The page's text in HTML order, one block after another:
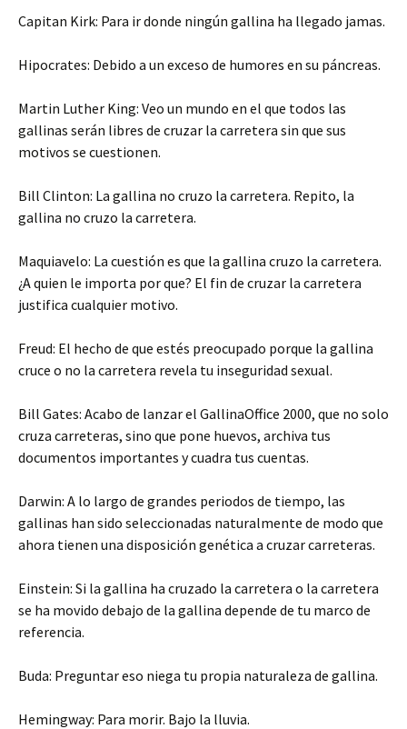
Capitan Kirk: Para ir donde ningún gallina ha llegado jamas.
Hipocrates: Debido a un exceso de humores en su páncreas.
Martin Luther King: Veo un mundo en el que todos las
gallinas serán libres de cruzar la carretera sin que sus
motivos se cuestionen.
Bill Clinton: La gallina no cruzo la carretera. Repito, la
gallina no cruzo la carretera.
Maquiavelo: La cuestión es que la gallina cruzo la carretera.
¿A quien le importa por que? El fin de cruzar la carretera
justifica cualquier motivo.
Freud: El hecho de que estés preocupado porque la gallina
cruce o no la carretera revela tu inseguridad sexual.
Bill Gates: Acabo de lanzar el GallinaOffice 2000, que no solo
cruza carreteras, sino que pone huevos, archiva tus
documentos importantes y cuadra tus cuentas.
Darwin: A lo largo de grandes periodos de tiempo, las
gallinas han sido seleccionadas naturalmente de modo que
ahora tienen una disposición genética a cruzar carreteras.
Einstein: Si la gallina ha cruzado la carretera o la carretera
se ha movido debajo de la gallina depende de tu marco de
referencia.
Buda: Preguntar eso niega tu propia naturaleza de gallina.
Hemingway: Para morir. Bajo la lluvia.